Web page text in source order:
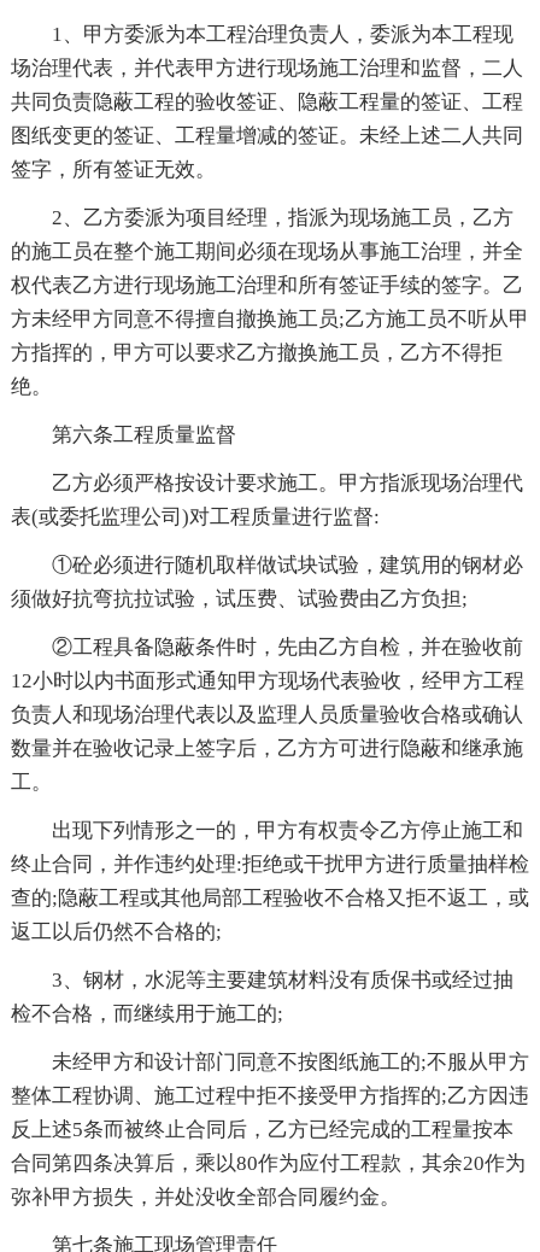
1、甲方委派为本工程治理负责人，委派为本工程现
场治理代表，并代表甲方进行现场施工治理和监督，二人
共同负责隐蔽工程的验收签证、隐蔽工程量的签证、工程
图纸变更的签证、工程量增减的签证。未经上述二人共同
签字，所有签证无效。
2、乙方委派为项目经理，指派为现场施工员，乙方
的施工员在整个施工期间必须在现场从事施工治理，并全
权代表乙方进行现场施工治理和所有签证手续的签字。乙
方未经甲方同意不得擅自撤换施工员;乙方施工员不听从甲
方指挥的，甲方可以要求乙方撤换施工员，乙方不得拒
绝。
第六条工程质量监督
乙方必须严格按设计要求施工。甲方指派现场治理代
表(或委托监理公司)对工程质量进行监督:
①砼必须进行随机取样做试块试验，建筑用的钢材必
须做好抗弯抗拉试验，试压费、试验费由乙方负担;
②工程具备隐蔽条件时，先由乙方自检，并在验收前
12小时以内书面形式通知甲方现场代表验收，经甲方工程
负责人和现场治理代表以及监理人员质量验收合格或确认
数量并在验收记录上签字后，乙方方可进行隐蔽和继承施
工。
出现下列情形之一的，甲方有权责令乙方停止施工和
终止合同，并作违约处理:拒绝或干扰甲方进行质量抽样检
查的;隐蔽工程或其他局部工程验收不合格又拒不返工，或
返工以后仍然不合格的;
3、钢材，水泥等主要建筑材料没有质保书或经过抽
检不合格，而继续用于施工的;
未经甲方和设计部门同意不按图纸施工的;不服从甲方
整体工程协调、施工过程中拒不接受甲方指挥的;乙方因违
反上述5条而被终止合同后，乙方已经完成的工程量按本
合同第四条决算后，乘以80作为应付工程款，其余20作为
弥补甲方损失，并处没收全部合同履约金。
第七条施工现场管理责任